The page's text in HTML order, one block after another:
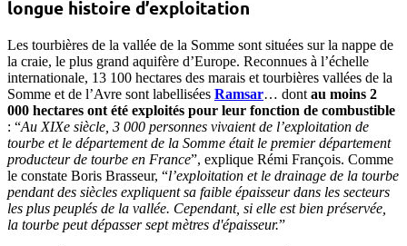
longue histoire d’exploitation
Les tourbières de la vallée de la Somme sont situées sur la nappe de
la craie, le plus grand aquifère d’Europe. Reconnues à l’échelle
internationale, 13 100 hectares des marais et tourbières vallées de la
Somme et de l’Avre sont labellisées Ramsar… dont au moins 2
000 hectares ont été exploités pour leur fonction de combustible
: “Au XIXe siècle, 3 000 personnes vivaient de l’exploitation de
tourbe et le département de la Somme était le premier département
producteur de tourbe en France”, explique Rémi François. Comme
le constate Boris Brasseur, “l’exploitation et le drainage de la tourbe
pendant des siècles expliquent sa faible épaisseur dans les secteurs
les plus peuplés de la vallée. Cependant, si elle est bien préservée,
la tourbe peut dépasser sept mètres d'épaisseur.”